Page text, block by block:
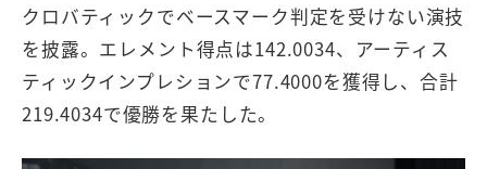
クロバティックでベースマーク判定を受けない演技
を披露。エレメント得点は142.0034、アーティス
ティックインプレションで77.4000を獲得し、合計
219.4034で優勝を果たした。